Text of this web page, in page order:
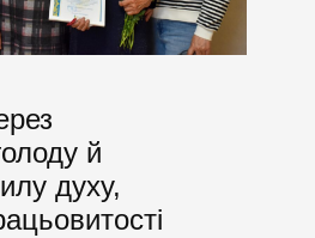
й
духу,